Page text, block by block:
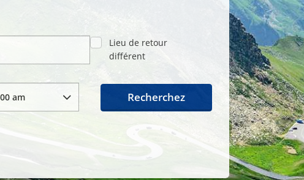
Lieu de retour
différent
Recherchez